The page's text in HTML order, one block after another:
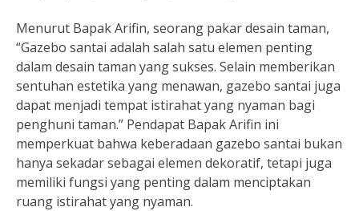
Menurut Bapak Arifin, seorang pakar desain taman,
“Gazebo santai adalah salah satu elemen penting
dalam desain taman yang sukses. Selain memberikan
sentuhan estetika yang menawan, gazebo santai juga
dapat menjadi tempat istirahat yang nyaman bagi
penghuni taman.” Pendapat Bapak Arifin ini
memperkuat bahwa keberadaan gazebo santai bukan
hanya sekadar sebagai elemen dekoratif, tetapi juga
memiliki fungsi yang penting dalam menciptakan
ruang istirahat yang nyaman.